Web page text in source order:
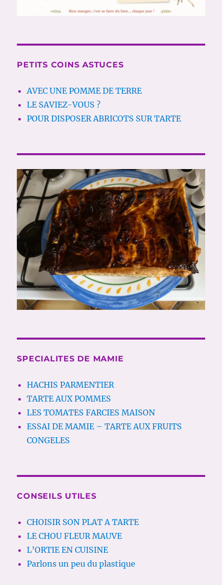
PETITS COINS ASTUCES
AVEC UNE POMME DE TERRE
LE SAVIEZ-VOUS ?
POUR DISPOSER ABRICOTS SUR TARTE
SPECIALITES DE MAMIE
HACHIS PARMENTIER
TARTE AUX POMMES
LES TOMATES FARCIES MAISON
ESSAI DE MAMIE – TARTE AUX FRUITS
CONGELES
CONSEILS UTILES
CHOISIR SON PLAT A TARTE
LE CHOU FLEUR MAUVE
L’ORTIE EN CUISINE
Parlons un peu du plastique